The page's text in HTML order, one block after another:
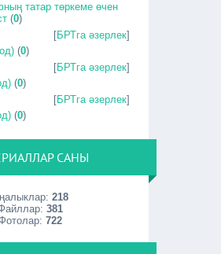
татар төркеме өчен
(0)
[БРТга әзерлек]
(0)
[БРТга әзерлек]
(0)
[БРТга әзерлек]
(0)
САНЫ
218
381
722